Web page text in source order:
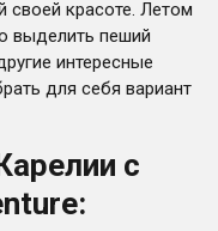
своей красоте. Летом
выделить пеший
интересные
для себя вариант
с